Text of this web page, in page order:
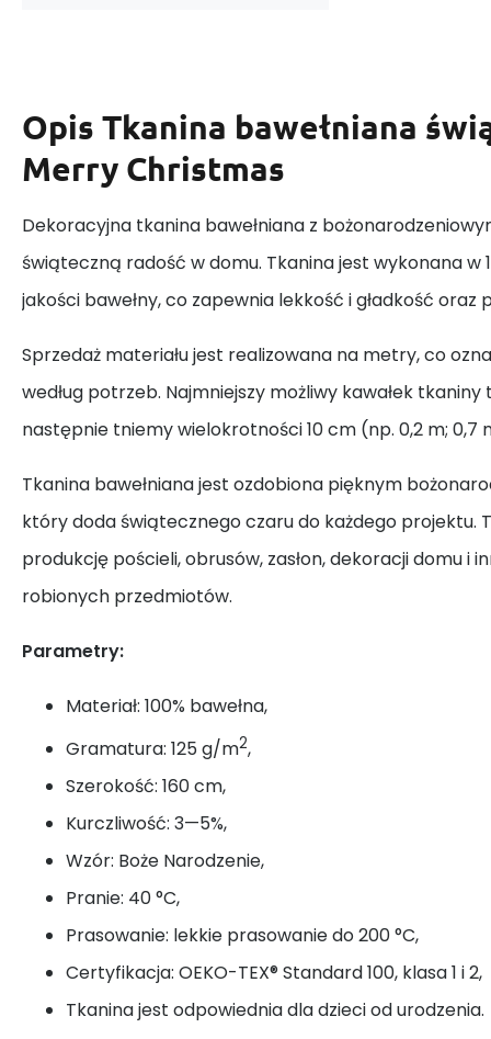
Opis Tkanina bawełniana
Merry Christmas
Dekoracyjna tkanina bawełniana z
świąteczną radość w domu. Tkanina jest wykonana w
jakości bawełny, co zapewnia lekkość i gładkość oraz
Sprzedaż materiału jest realizowana na metry, co
według potrzeb. Najmniejszy możliwy kawałek tkaniny
następnie tniemy wielokrotności 10 cm (np. 0,2 m; 0,7
Tkanina bawełniana jest ozdobiona pięknym
który doda świątecznego czaru do każdego projektu.
produkcję pościeli, obrusów, zasłon, dekoracji domu i
robionych przedmiotów.
Parametry:
Materiał: 100% bawełna,
Gramatura: 125 g/m2,
Szerokość: 160 cm,
Kurczliwość: 3—5%,
Wzór: Boże Narodzenie,
Pranie: 40 °C,
Prasowanie: lekkie prasowanie do 200 °C,
Certyfikacja: OEKO-TEX® Standard 100, klasa 1 i 2,
Tkanina jest odpowiednia dla dzieci od urodzenia.